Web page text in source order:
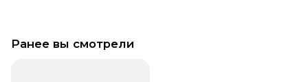
Ранее вы смотрели